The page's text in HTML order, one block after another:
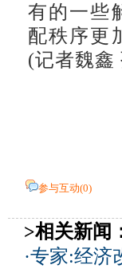
有的一些
配秩序更
(记者魏鑫
参与互动(0)
>相关新闻
·专家:经济